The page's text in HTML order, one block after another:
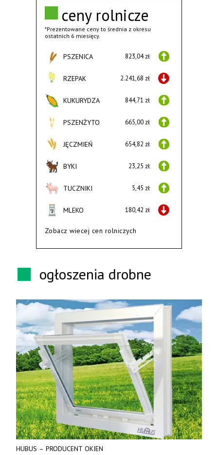
ceny rolnicze
*Prezentowane ceny to średnia z okresu
ostatnich 6 miesięcy.
PSZENICA 823,04 zł
RZEPAK 2.241,68 zł
KUKURYDZA 844,71 zł
PSZENŻYTO 665,00 zł
JĘCZMIEŃ 654,82 zł
BYKI 23,25 zł
TUCZNIKI 5,45 zł
MLEKO 180,42 zł
Zobacz wiecej cen rolniczych
ogłoszenia drobne
HUBUS – PRODUCENT OKIEN